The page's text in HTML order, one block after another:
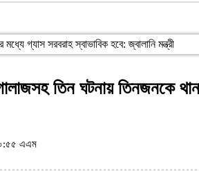
গ্যাস সরবরাহ স্বাভাবিক হবে: জ্বালানি মন্ত্রী
তিন ঘটনায় তিনজনকে
এএম